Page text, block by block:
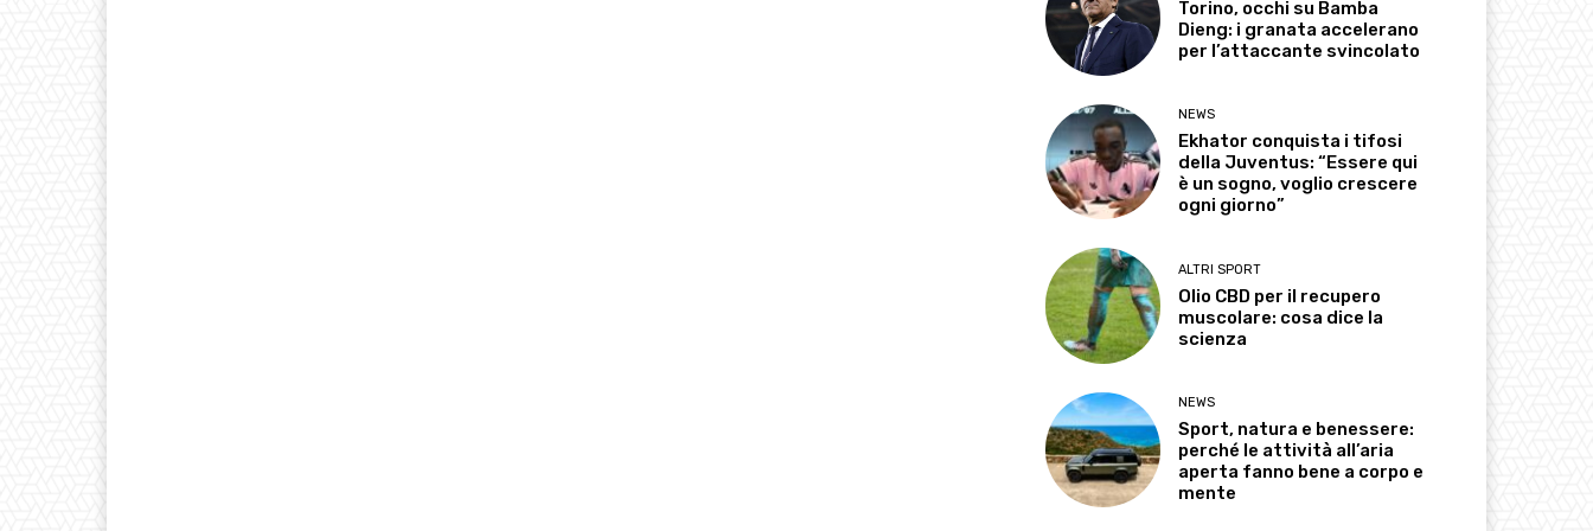
Torino, occhi su Bamba
Dieng: i granata accelerano
per l’attaccante svincolato
NEWS
Ekhator conquista i tifosi
della Juventus: “Essere qui
è un sogno, voglio crescere
ogni giorno”
ALTRI SPORT
Olio CBD per il recupero
muscolare: cosa dice la
scienza
NEWS
Sport, natura e benessere:
perché le attività all’aria
aperta fanno bene a corpo e
mente